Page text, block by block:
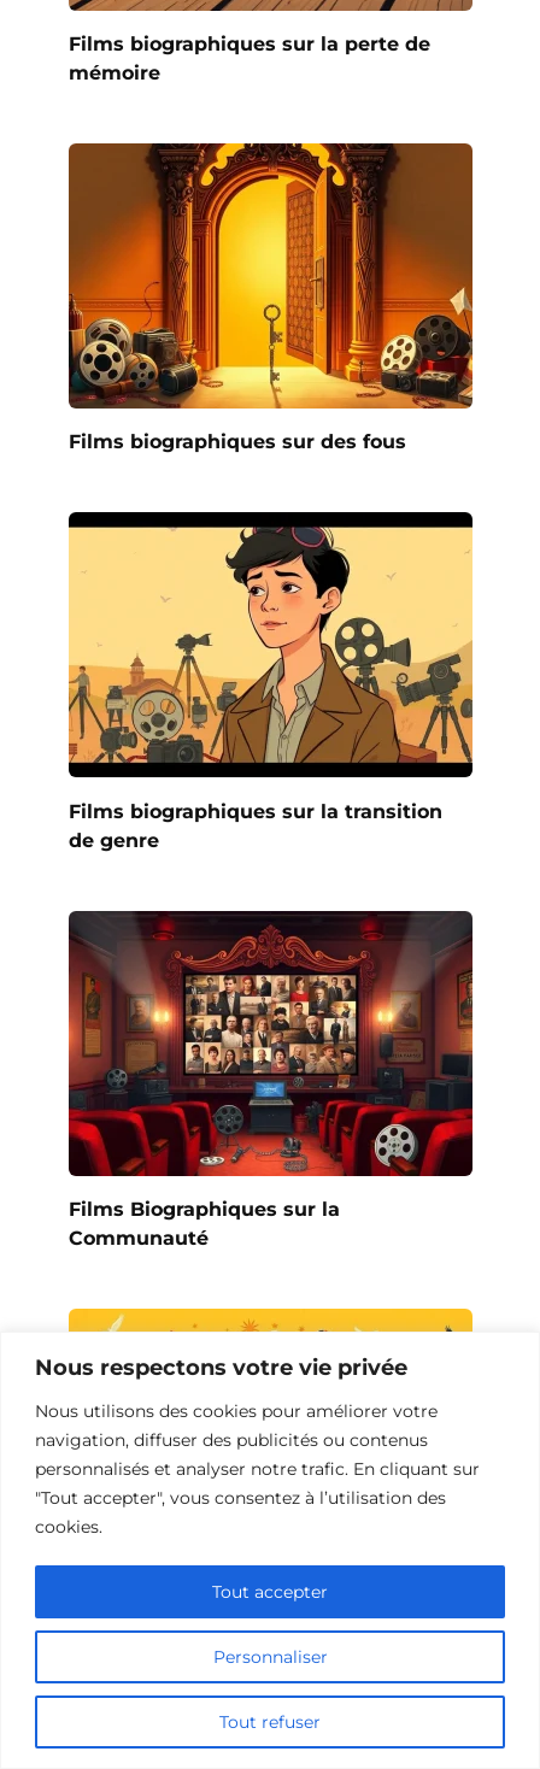
Nous respectons votre vie privée
Nous utilisons des cookies pour améliorer votre
navigation, diffuser des publicités ou contenus
personnalisés et analyser notre trafic. En cliquant sur
"Tout accepter", vous consentez à l’utilisation des
cookies.
Personnaliser
Tout refuser
Tout accepter
Films biographiques sur la perte de
mémoire
Films biographiques sur des fous
Films biographiques sur la transition
de genre
Films Biographiques sur la
Communauté
Films Biographiques sur l’Obsession